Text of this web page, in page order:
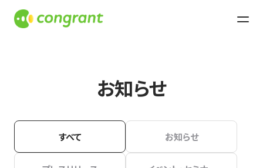
お知らせ
すべて お知らせ